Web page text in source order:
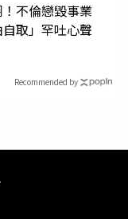
不倫戀毀事業
取」罕吐心聲
Recommended by